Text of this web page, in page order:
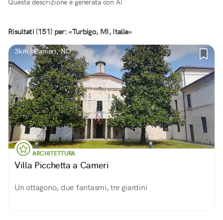
Questa descrizione è generata con AI
Risultati (151) per: «Turbigo, MI, Italia»
3km | Cameri, NO
ARCHITETTURA
Villa Picchetta a Cameri
Un ottagono, due fantasmi, tre giardini